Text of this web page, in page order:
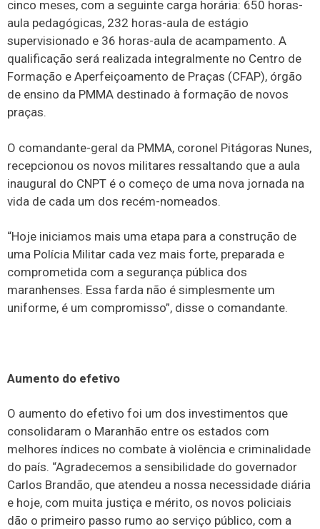
cinco meses, com a seguinte carga horária: 650 horas-
aula pedagógicas, 232 horas-aula de estágio
supervisionado e 36 horas-aula de acampamento. A
qualificação será realizada integralmente no Centro de
Formação e Aperfeiçoamento de Praças (CFAP), órgão
de ensino da PMMA destinado à formação de novos
praças.
O comandante-geral da PMMA, coronel Pitágoras Nunes,
recepcionou os novos militares ressaltando que a aula
inaugural do CNPT é o começo de uma nova jornada na
vida de cada um dos recém-nomeados.
“Hoje iniciamos mais uma etapa para a construção de
uma Polícia Militar cada vez mais forte, preparada e
comprometida com a segurança pública dos
maranhenses. Essa farda não é simplesmente um
uniforme, é um compromisso”, disse o comandante.
Aumento do efetivo
O aumento do efetivo foi um dos investimentos que
consolidaram o Maranhão entre os estados com
melhores índices no combate à violência e criminalidade
do país. “Agradecemos a sensibilidade do governador
Carlos Brandão, que atendeu a nossa necessidade diária
e hoje, com muita justiça e mérito, os novos policiais
dão o primeiro passo rumo ao serviço público, com a